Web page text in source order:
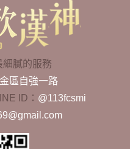
細膩的服務
區自強一路
ID： @113fcsmi